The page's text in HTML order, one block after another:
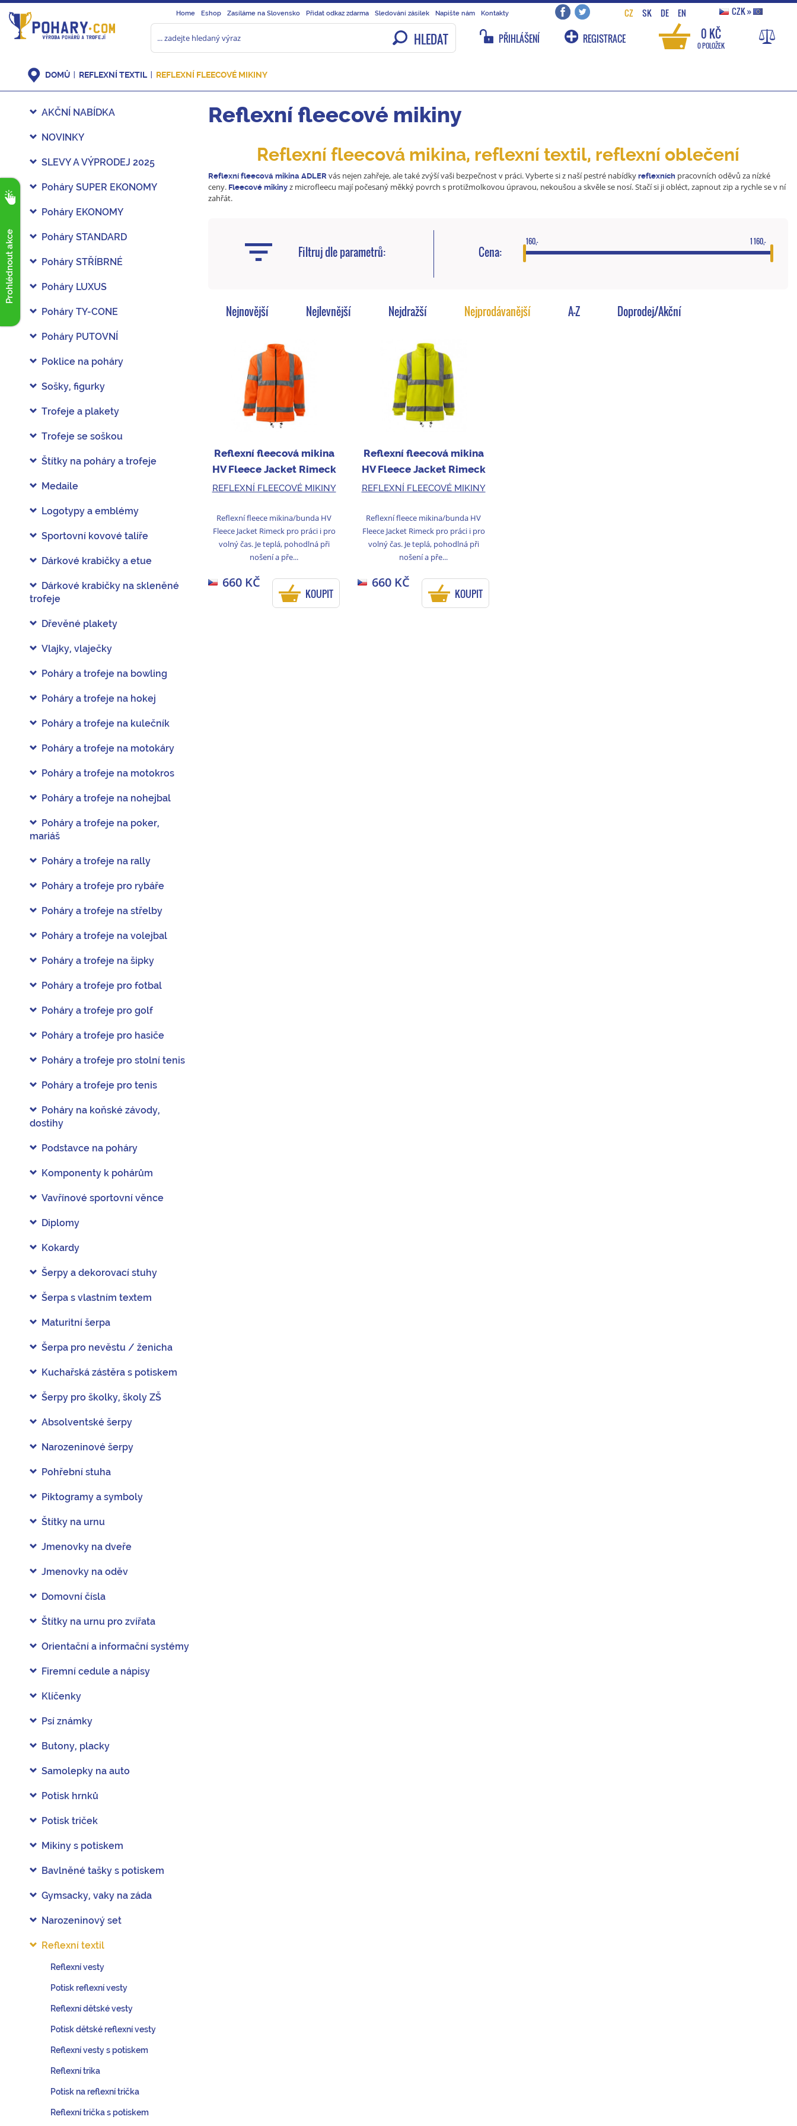
Home Eshop Zasíláme na Slovensko Přidat odkaz zdarma Sledování zásilek Napište nám Kontakty CZ SK DE EN CZK»
HLEDAT PŘIHLÁŠENÍ REGISTRACE 0 KČ
0 POLOŽEK
Prohlédnout akce
DOMŮ REFLEXNÍ TEXTIL REFLEXNÍ FLEECOVÉ MIKINY
AKČNÍ NABÍDKA
NOVINKY
SLEVY A VÝPRODEJ 2025
Poháry SUPER EKONOMY
Poháry EKONOMY
Poháry STANDARD
Poháry STŘÍBRNÉ
Poháry LUXUS
Poháry TY-CONE
Poháry PUTOVNÍ
Poklice na poháry
Sošky, figurky
Trofeje a plakety
Trofeje se soškou
Štítky na poháry a trofeje
Medaile
Logotypy a emblémy
Sportovní kovové talíře
Dárkové krabičky a etue
Dárkové krabičky na skleněné
trofeje
Dřevěné plakety
Vlajky, vlaječky
Poháry a trofeje na bowling
Poháry a trofeje na hokej
Poháry a trofeje na kulečník
Poháry a trofeje na motokáry
Poháry a trofeje na motokros
Poháry a trofeje na nohejbal
Poháry a trofeje na poker,
mariáš
Poháry a trofeje na rally
Poháry a trofeje pro rybáře
Poháry a trofeje na střelby
Poháry a trofeje na volejbal
Poháry a trofeje na šipky
Poháry a trofeje pro fotbal
Poháry a trofeje pro golf
Poháry a trofeje pro hasiče
Poháry a trofeje pro stolní tenis
Poháry a trofeje pro tenis
Poháry na koňské závody,
dostihy
Podstavce na poháry
Komponenty k pohárům
Vavřínové sportovní věnce
Diplomy
Kokardy
Šerpy a dekorovací stuhy
Šerpa s vlastním textem
Maturitní šerpa
Šerpa pro nevěstu / ženicha
Kuchařská zástěra s potiskem
Šerpy pro školky, školy ZŠ
Absolventské šerpy
Narozeninové šerpy
Pohřební stuha
Piktogramy a symboly
Štítky na urnu
Jmenovky na dveře
Jmenovky na oděv
Domovní čísla
Štítky na urnu pro zvířata
Orientační a informační systémy
Firemní cedule a nápisy
Klíčenky
Psí známky
Butony, placky
Samolepky na auto
Potisk hrnků
Potisk triček
Mikiny s potiskem
Bavlněné tašky s potiskem
Gymsacky, vaky na záda
Narozeninový set
Reflexní textil
Reflexní vesty
Potisk reflexní vesty
Reflexní dětské vesty
Potisk dětské reflexní vesty
Reflexní vesty s potiskem
Reflexní trika
Potisk na reflexní trička
Reflexní trička s potiskem
Reflexní fleecové mikiny
Reflexní fleecová mikina, reflexní textil, reflexní oblečení
Reflexní fleecová mikina ADLER vás nejen zahřeje, ale také zvýší vaši bezpečnost v práci. Vyberte si z naší pestré nabídky reflexních pracovních oděvů za nízké
ceny. Fleecové mikiny z microfleecu mají počesaný měkký povrch s protižmolkovou úpravou, nekoušou a skvěle se nosí. Stačí si ji obléct, zapnout zip a rychle se v ní
zahřát.
Filtruj dle parametrů: Cena:
160,- 1 160,-
Nejnovější Nejlevnější Nejdražší Nejprodávanější A-Z Doprodej/Akční
Reflexní fleecová mikina
HV Fleece Jacket Rimeck
oranžová
REFLEXNÍ FLEECOVÉ MIKINY
Reflexní fleece mikina/bunda HV
Fleece Jacket Rimeck pro práci i pro
volný čas. Je teplá, pohodlná při
nošení a pře...
660 KČ
KOUPIT
Reflexní fleecová mikina
HV Fleece Jacket Rimeck
žlutá
REFLEXNÍ FLEECOVÉ MIKINY
Reflexní fleece mikina/bunda HV
Fleece Jacket Rimeck pro práci i pro
volný čas. Je teplá, pohodlná při
nošení a pře...
660 KČ
KOUPIT